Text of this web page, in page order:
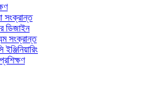
সংক্রান্ত
ডিজাইন
সংক্রান্ত
ইঞ্জিনিয়ারিং